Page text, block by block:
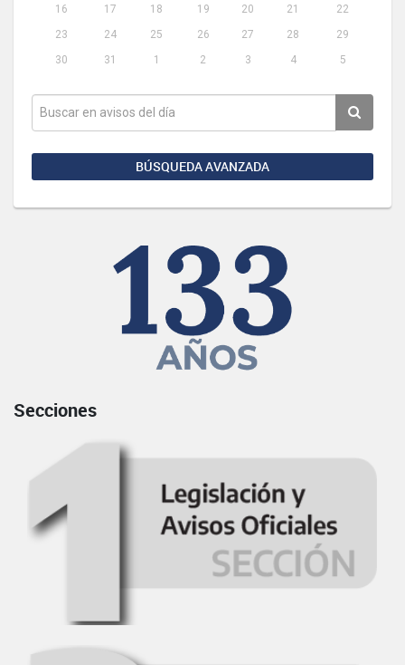
16
17 18 19 20 21
22
23
24 25 26 27 28
29
30
31 1 2 3 4 5
BÚSQUEDA AVANZADA
Secciones